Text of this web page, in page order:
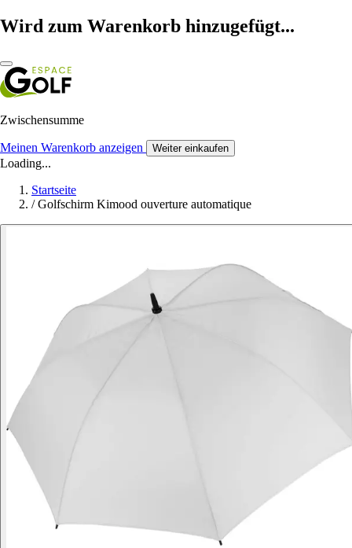
Wird zum Warenkorb hinzugefügt...
Zwischensumme
Meinen Warenkorb anzeigen Weiter einkaufen
Loading...
Startseite
/ Golfschirm Kimood ouverture automatique